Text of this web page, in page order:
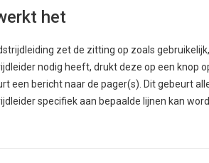
het
zet de zitting op zoals
nodig heeft, drukt deze op een knop
een bericht naar de pager(s). Dit gebeurt
specifiek aan bepaalde lijnen kan